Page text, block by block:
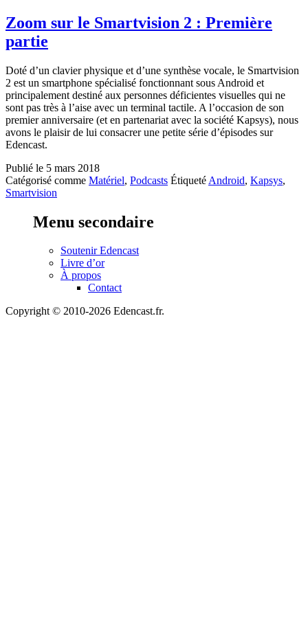
Zoom sur le Smartvision 2 : Première
partie
Doté d’un clavier physique et d’une synthèse vocale, le Smartvision
2 est un smartphone spécialisé fonctionnant sous Android et
principalement destiné aux personnes déficientes visuelles qui ne
sont pas très à l’aise avec un terminal tactile. A l’occasion de son
premier anniversaire (et en partenariat avec la société Kapsys), nous
avons le plaisir de lui consacrer une petite série d’épisodes sur
Edencast.
Publié le 5 mars 2018
Catégorisé comme Matériel, Podcasts Étiqueté Android, Kapsys,
Smartvision
Menu secondaire
Soutenir Edencast
Livre d’or
À propos
Contact
Copyright © 2010-2026 Edencast.fr.